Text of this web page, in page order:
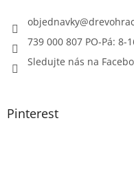
objednavky@
739 000 807 PO-Pá: 8-
Sledujte nás na
Pinterest